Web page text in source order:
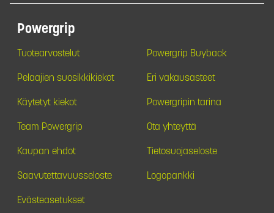
Powergrip
Tuotearvostelut Powergrip Buyback
Pelaajien suosikkikiekot Eri vakausasteet
Käytetyt kiekot Powergripin tarina
Team Powergrip Ota yhteyttä
Kaupan ehdot Tietosuojaseloste
Saavutettavuusseloste Logopankki
Evästeasetukset